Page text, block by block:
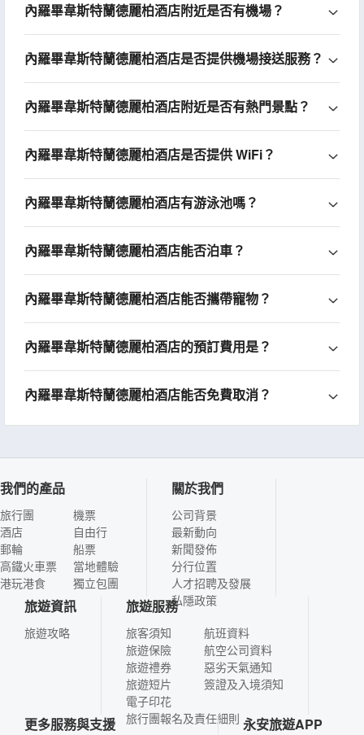
內羅畢韋斯特蘭德麗柏酒店附近是否有機場？
內羅畢韋斯特蘭德麗柏酒店是否提供機場接送服務？
內羅畢韋斯特蘭德麗柏酒店附近是否有熱門景點？
內羅畢韋斯特蘭德麗柏酒店是否提供 WiFi？
內羅畢韋斯特蘭德麗柏酒店有游泳池嗎？
內羅畢韋斯特蘭德麗柏酒店能否泊車？
內羅畢韋斯特蘭德麗柏酒店能否攜帶寵物？
內羅畢韋斯特蘭德麗柏酒店的預訂費用是？
內羅畢韋斯特蘭德麗柏酒店能否免費取消？
我們的產品
旅行團
酒店
郵輪
高鐵火車票
港玩港食
機票
自由行
船票
當地體驗
獨立包團
關於我們
公司背景
最新動向
新聞發佈
分行位置
人才招聘及發展
私隱政策
旅遊資訊
旅遊攻略
旅遊服務
旅客須知
旅遊保險
旅遊禮券
旅遊短片
電子印花
航班資料
航空公司資料
惡劣天氣通知
簽證及入境須知
旅行團報名及責任細則
更多服務與支援 永安旅遊APP